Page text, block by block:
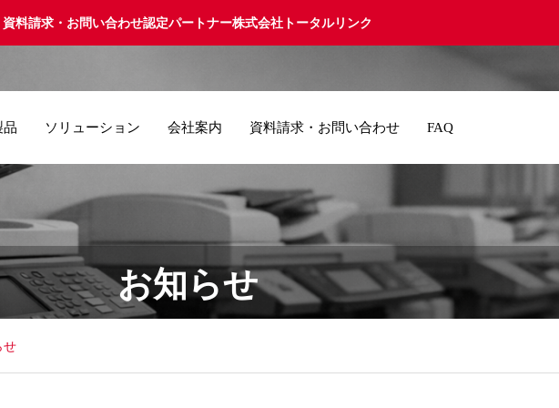
資料請求・お問い合わせ認定パートナー株式会社トータルリンク
品 ソリューション 会社案内 資料請求・お問い合わせ FAQ
お知らせ
せ